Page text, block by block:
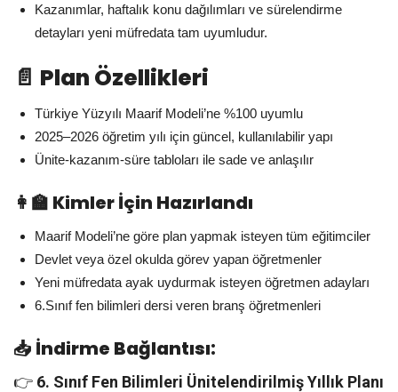
Kazanımlar, haftalık konu dağılımları ve sürelendirme
detayları yeni müfredata tam uyumludur.
📄 Plan Özellikleri
Türkiye Yüzyılı Maarif Modeli’ne %100 uyumlu
2025–2026 öğretim yılı için güncel, kullanılabilir yapı
Ünite-kazanım-süre tabloları ile sade ve anlaşılır
👩‍🏫 Kimler İçin Hazırlandı
Maarif Modeli’ne göre plan yapmak isteyen tüm eğitimciler
Devlet veya özel okulda görev yapan öğretmenler
Yeni müfredata ayak uydurmak isteyen öğretmen adayları
6.Sınıf fen bilimleri dersi veren branş öğretmenleri
📥 İndirme Bağlantısı:
👉 6. Sınıf Fen Bilimleri Ünitelendirilmiş Yıllık Planı